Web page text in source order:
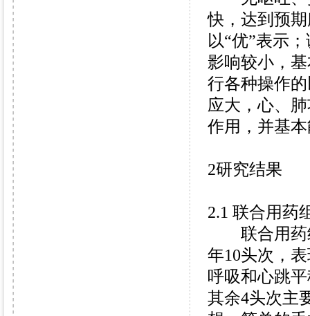
快，达到预
以“优”表示
影响较小，
行各种操作
应大，心、
作用，并基
2研究结果
2.1 联合用药
联合用药组
年10头次，
呼吸和心跳
其余4头次主